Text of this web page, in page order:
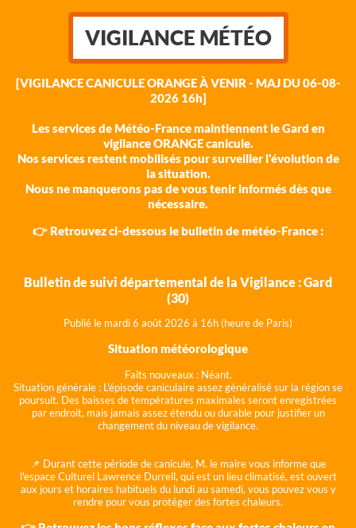
VIGILANCE MÉTÉO
[VIGILANCE CANICULE ORANGE À VENIR - MAJ DU 06-08-
2026 16h]
Les services de Météo-France maintiennent le Gard en
vigilance ORANGE canicule.
Nos services restent mobilisés pour surveiller l'évolution de
la situation.
Nous ne manquerons pas de vous tenir informés dès que
nécessaire.
👉 Retrouvez ci-dessous le bulletin de météo-France :
Bulletin de suivi départemental de la Vigilance : Gard
(30)
Publié le mardi 6 août 2026 à 16h (heure de Paris)
Situation météorologique
Faits nouveaux : Néant.
Situation générale : L'épisode caniculaire assez généralisé sur la région se
poursuit. Des baisses de températures maximales seront enregistrées
par endroit, mais jamais assez étendu ou durable pour justifier un
changement du niveau de vigilance.
📌 Durant cette période de canicule, M. le maire vous informe que
l'espace Culturel Lawrence Durrell, qui est un lieu climatisé, est ouvert
aux jours et horaires habituels du lundi au samedi, vous pouvez vous y
rendre pour vous protéger des fortes chaleurs.